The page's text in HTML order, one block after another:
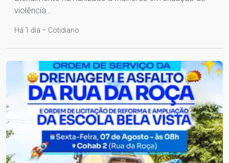
violência…
Há 1 dia – Cotidiano